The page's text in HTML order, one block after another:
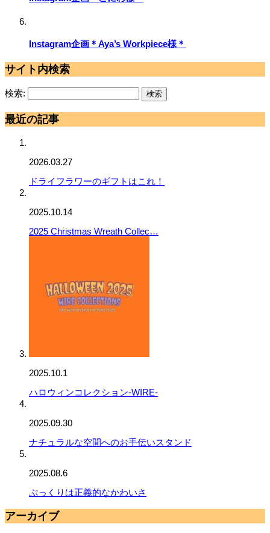
Instagram企画＊Aya’s Workpiece様＊
サイト内検索
検索:
最近の記事
2026.03.27
ドライフラワーのギフトはこれ！
2025.10.14
2025 Christmas Wreath Collec…
2025.10.1
ハロウィンコレクション-WIRE-
2025.09.30
ナチュラルな空間へのお手伝いスタンド
2025.08.6
ぷっくりは正義的なかわいさ
アーカイブ